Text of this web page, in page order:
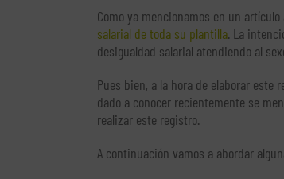
Como ya mencionamos en un
salarial de toda su plantilla. La
desigualdad salarial atendiendo al
Pues bien, a la hora de elaborar
dado a conocer recientemente se
realizar este registro.
A continuación vamos a abordar